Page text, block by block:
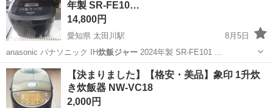
年製 SR-FE10…
14,800円
愛知県 太田川駅
8月5日
anasonic パナソニック IH炊飯ジャー2024年製 SR-FE101 …
愛知 東海市 太田川駅 キッチン家電
【決まりました】【格安・美品】象印 1升炊
き炊飯器 NW-VC18
2,000円